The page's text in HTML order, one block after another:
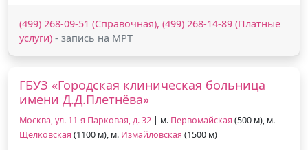
(499) 268-09-51 (Справочная), (499) 268-14-89 (Платные
услуги) - запись на МРТ
ГБУЗ «Городская клиническая больница
имени Д.Д.Плетнёва»
Москва, ул. 11-я Парковая, д. 32 | м. Первомайская (500 м), м.
Щелковская (1100 м), м. Измайловская (1500 м)